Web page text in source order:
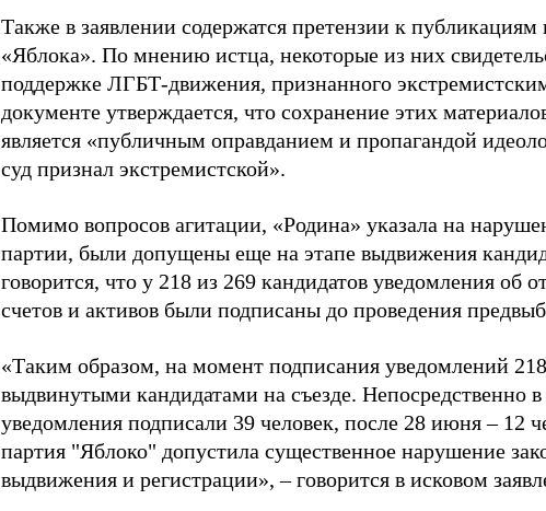
Также в заявлении содержатся претензии к
«Яблока». По мнению истца, некоторые из них
поддержке ЛГБТ-движения, признанного
документе утверждается, что сохранение этих
является «публичным оправданием и пропагандой
суд признал экстремистской».
Помимо вопросов агитации, «Родина» указала на
партии, были допущены еще на этапе выдвижения
говорится, что у 218 из 269 кандидатов уведомления об
счетов и активов были подписаны до проведения
«Таким образом, на момент подписания уведомлений
выдвинутыми кандидатами на съезде. Непосредственно в
уведомления подписали 39 человек, после 28 июня – 12
партия "Яблоко" допустила существенное нарушение
выдвижения и регистрации», – говорится в исковом